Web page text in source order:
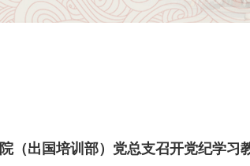
（出国培训部）党总支召开党纪学习